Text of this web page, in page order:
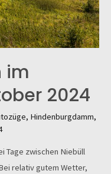
im
2024
, Hindenburgdamm,
Tage zwischen Niebüll
relativ gutem Wetter,